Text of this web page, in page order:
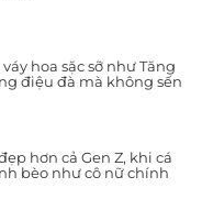
hoa sặc sỡ như Tăng
điệu đà mà không sến
hơn cả Gen Z, khi cá
bèo như cô nữ chính